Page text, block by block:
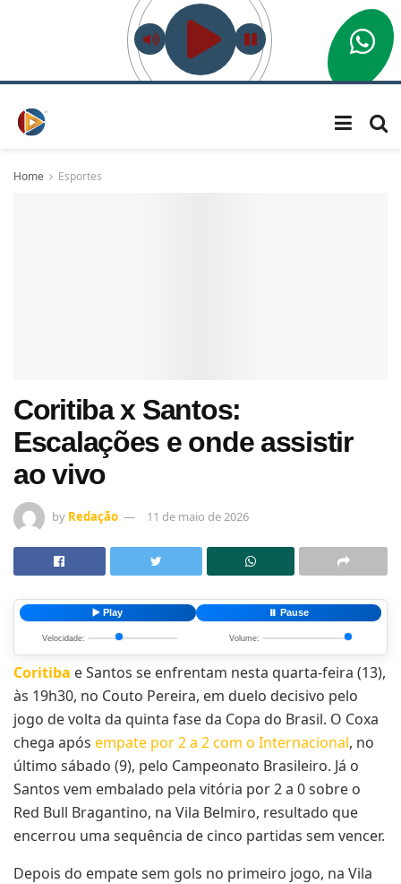
Home Esportes
Coritiba x Santos:
Escalações e onde assistir
ao vivo
by Redação 11 de maio de 2026
▶️ Play ⏸️ Pause
Velocidade: Volume:
Coritiba e Santos se enfrentam nesta quarta-feira (13),
às 19h30, no Couto Pereira, em duelo decisivo pelo
jogo de volta da quinta fase da Copa do Brasil. O Coxa
chega após empate por 2 a 2 com o Internacional, no
último sábado (9), pelo Campeonato Brasileiro. Já o
Santos vem embalado pela vitória por 2 a 0 sobre o
Red Bull Bragantino, na Vila Belmiro, resultado que
encerrou uma sequência de cinco partidas sem vencer.
Depois do empate sem gols no primeiro jogo, na Vila